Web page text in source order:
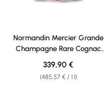
Normandin Mercier Grande
Champagne Rare Cognac
42% vol. 0,70l
(485,57 € / 1 l)
Regular price:
339,90 €